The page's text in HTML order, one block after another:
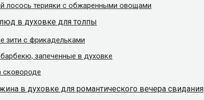
лосось терияки с обжаренными овощами
в духовке для толпы
зити с фрикадельками
запеченные в духовке
сковороде
в духовке для романтического вечера свидания